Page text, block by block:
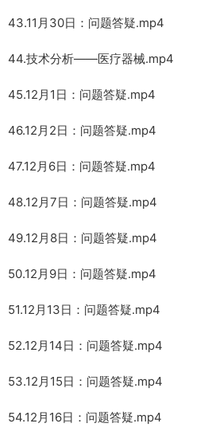
43.11月30日：问题答疑.mp4
44.技术分析——医疗器械.mp4
45.12月1日：问题答疑.mp4
46.12月2日：问题答疑.mp4
47.12月6日：问题答疑.mp4
48.12月7日：问题答疑.mp4
49.12月8日：问题答疑.mp4
50.12月9日：问题答疑.mp4
51.12月13日：问题答疑.mp4
52.12月14日：问题答疑.mp4
53.12月15日：问题答疑.mp4
54.12月16日：问题答疑.mp4